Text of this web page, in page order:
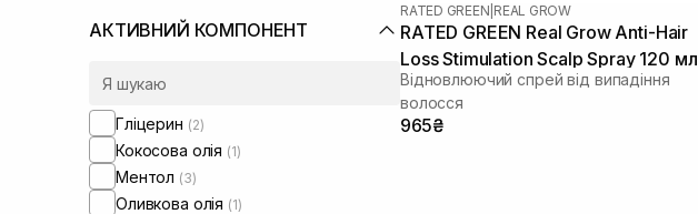
АКТИВНИЙ КОМПОНЕНТ
Гліцерин (2)
Кокосова олія (1)
Ментол (3)
Оливкова олія (1)
RATED GREEN REAL GROW
RATED GREEN Real Grow Anti-Hair
Loss Stimulation Scalp Spray 120 мл
Відновлюючий спрей від випадіння
волосся
965₴